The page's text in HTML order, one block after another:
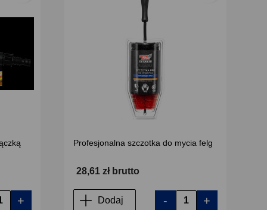
+
Profesjonalna szczotka do mycia felg
28,61 zł brutto
Dodaj - +